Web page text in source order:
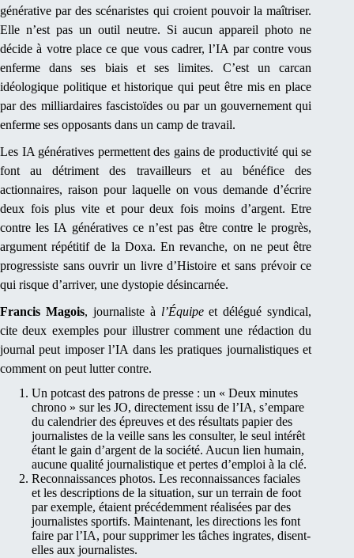
générative par des scénaristes qui croient pouvoir la maîtriser.
Elle n’est pas un outil neutre. Si aucun appareil photo ne
décide à votre place ce que vous cadrer, l’IA par contre vous
enferme dans ses biais et ses limites. C’est un carcan
idéologique politique et historique qui peut être mis en place
par des milliardaires fascistoïdes ou par un gouvernement qui
enferme ses opposants dans un camp de travail.
Les IA génératives permettent des gains de productivité qui se
font au détriment des travailleurs et au bénéfice des
actionnaires, raison pour laquelle on vous demande d’écrire
deux fois plus vite et pour deux fois moins d’argent. Etre
contre les IA génératives ce n’est pas être contre le progrès,
argument répétitif de la Doxa. En revanche, on ne peut être
progressiste sans ouvrir un livre d’Histoire et sans prévoir ce
qui risque d’arriver, une dystopie désincarnée.
Francis Magois, journaliste à l’Équipeet délégué syndical,
cite deux exemples pour illustrer comment une rédaction du
journal peut imposer l’IA dans les pratiques journalistiques et
comment on peut lutter contre.
Un potcast des patrons de presse : un « Deux minutes
chrono » sur les JO, directement issu de l’IA, s’empare
du calendrier des épreuves et des résultats papier des
journalistes de la veille sans les consulter, le seul intérêt
étant le gain d’argent de la société. Aucun lien humain,
aucune qualité journalistique et pertes d’emploi à la clé.
Reconnaissances photos. Les reconnaissances faciales
et les descriptions de la situation, sur un terrain de foot
par exemple, étaient précédemment réalisées par des
journalistes sportifs. Maintenant, les directions les font
faire par l’IA, pour supprimer les tâches ingrates, disent-
elles aux journalistes.